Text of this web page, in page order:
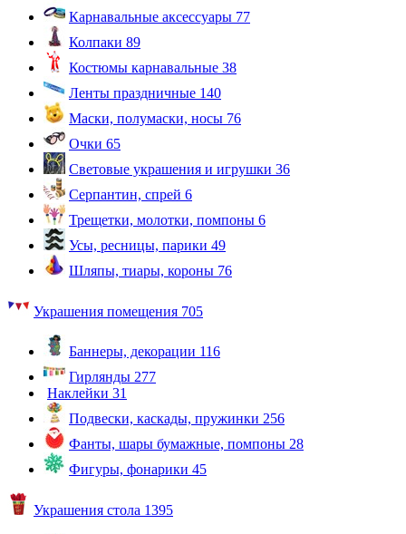
Карнавальные аксессуары 77
Колпаки 89
Костюмы карнавальные 38
Ленты праздничные 140
Маски, полумаски, носы 76
Очки 65
Световые украшения и игрушки 36
Серпантин, спрей 6
Трещетки, молотки, помпоны 6
Усы, ресницы, парики 49
Шляпы, тиары, короны 76
Украшения помещения 705
Баннеры, декорации 116
Гирлянды 277
Наклейки 31
Подвески, каскады, пружинки 256
Фанты, шары бумажные, помпоны 28
Фигуры, фонарики 45
Украшения стола 1395